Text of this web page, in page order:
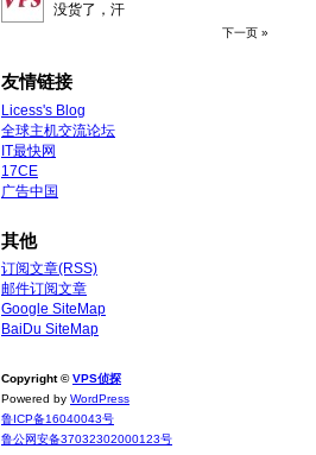
没货了，汗
下一页 »
友情链接
Licess's Blog
全球主机交流论坛
IT最快网
17CE
广告中国
其他
订阅文章(RSS)
邮件订阅文章
Google SiteMap
BaiDu SiteMap
Copyright ©VPS侦探
Powered by WordPress
鲁ICP备16040043号
鲁公网安备37032302000123号